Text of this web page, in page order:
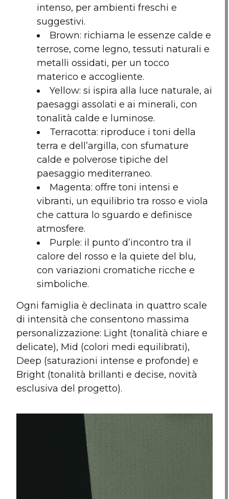
intenso, per ambienti freschi e
suggestivi.
Brown: richiama le essenze calde e
terrose, come legno, tessuti naturali e
metalli ossidati, per un tocco
materico e accogliente.
Yellow: si ispira alla luce naturale, ai
paesaggi assolati e ai minerali, con
tonalità calde e luminose.
Terracotta: riproduce i toni della
terra e dell’argilla, con sfumature
calde e polverose tipiche del
paesaggio mediterraneo.
Magenta: offre toni intensi e
vibranti, un equilibrio tra rosso e viola
che cattura lo sguardo e definisce
atmosfere.
Purple: il punto d’incontro tra il
calore del rosso e la quiete del blu,
con variazioni cromatiche ricche e
simboliche.
Ogni famiglia è declinata in quattro scale
di intensità che consentono massima
personalizzazione: Light (tonalità chiare e
delicate), Mid (colori medi equilibrati),
Deep (saturazioni intense e profonde) e
Bright (tonalità brillanti e decise, novità
esclusiva del progetto).